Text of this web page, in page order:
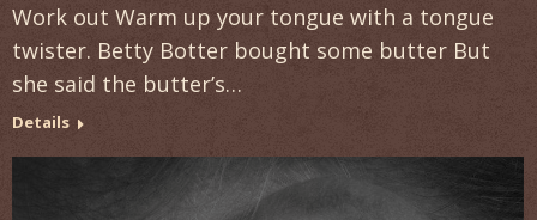
Work out Warm up your tongue with a tongue
twister. Betty Botter bought some butter But
she said the butter’s…
Details